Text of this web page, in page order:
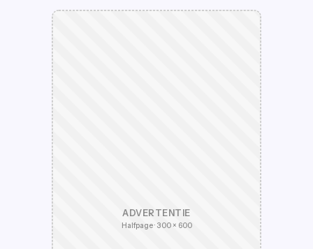
ADVERTENTIE
Halfpage · 300 × 600